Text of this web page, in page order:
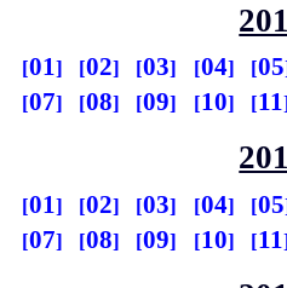
01 02 03 04 05
07
08 09 10 11
01 02 03 04 05
07
08 09 10 11